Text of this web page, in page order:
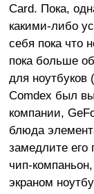
Card. Пока,
какими-либо
себя пока что
пока больше
для ноутбуков
Comdex был
компании,
блюда
замедлите его
чип-
экраном